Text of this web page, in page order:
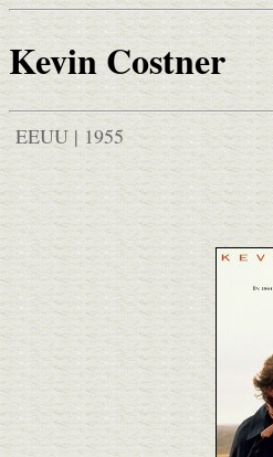
Kevin Costner
EEUU | 1955